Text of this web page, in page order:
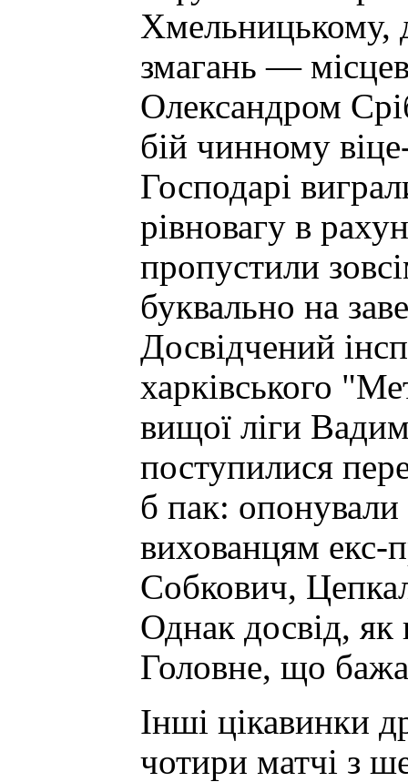
Хмельницькому,
змагань —
Олександром
бій чинному
Господарі
рівновагу в
пропустили
буквально на
Досвідчений
харківського
вищої ліги
поступилися
б пак:
вихованцям екс-
Собкович,
Однак досвід, як
Головне, що
Інші цікавинки
чотири матчі з